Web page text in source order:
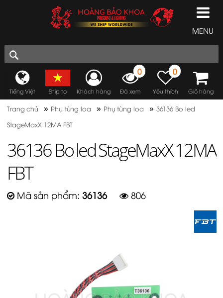
MENU
Tiếng Việt Ship to Khách hàng
0
Đã xem
0
Yêu thích Giỏ hàng
Trang chủ » Phụ tùng loa » Phụ tùng loa » 36136 Bo led
StageMaxX 12MA FBT
36136 Bo led StageMaxX 12MA
FBT
Mã sản phẩm: 36136 806